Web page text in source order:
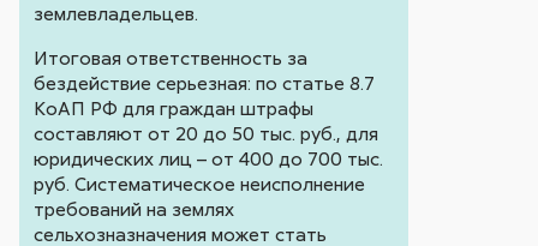
землевладельцев.
Итоговая ответственность за
бездействие серьезная: по статье 8.7
КоАП РФ для граждан штрафы
составляют от 20 до 50 тыс. руб., для
юридических лиц – от 400 до 700 тыс.
руб. Систематическое неисполнение
требований на землях
сельхозназначения может стать